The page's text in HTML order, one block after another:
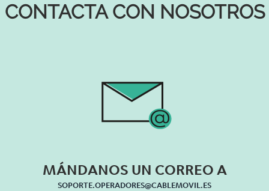
CONTACTA CON NOSOTROS
MÁNDANOS UN CORREO A
SOPORTE.OPERADORES@CABLEMOVIL.ES